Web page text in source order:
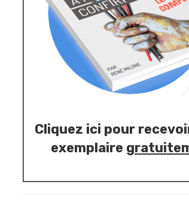
Cliquez ici pour
exemplaire